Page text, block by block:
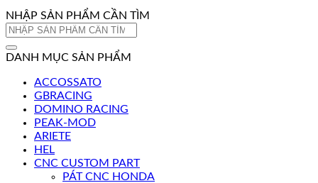
NHẬP SẢN PHẨM CẦN TÌM
Tìm
DANH MỤC SẢN PHẨM
ACCOSSATO
GBRACING
DOMINO RACING
PEAK-MOD
ARIETE
HEL
CNC CUSTOM PART
PÁT CNC HONDA